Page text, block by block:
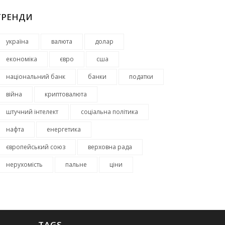
україна валюта долар
економіка євро сша
національний банк банки податки
війна криптовалюта
штучний інтелект соціальна політика
нафта енергетика
європейський союз верховна рада
нерухомість пальне ціни